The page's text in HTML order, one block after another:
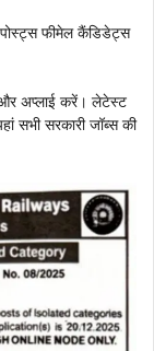
पोस्ट्स फीमेल कैंडिडेट्स
अप्लाई करें। लेटेस्ट
सभी सरकारी जॉब्स की